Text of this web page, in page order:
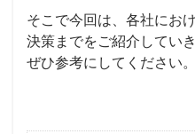
そこで今回は、各社にお
決策までをご紹介してい
ぜひ参考にしてください。